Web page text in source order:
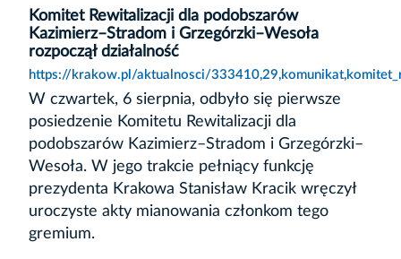
Komitet Rewitalizacji dla podobszarów
Kazimierz–Stradom i Grzegórzki–Wesoła
rozpoczął działalność
https://krakow.pl/aktualnosci/
W czwartek, 6 sierpnia, odbyło się pierwsze
posiedzenie Komitetu Rewitalizacji dla
podobszarów Kazimierz–Stradom i Grzegórzki–
Wesoła. W jego trakcie pełniący funkcję
prezydenta Krakowa Stanisław Kracik wręczył
uroczyste akty mianowania członkom tego
gremium.